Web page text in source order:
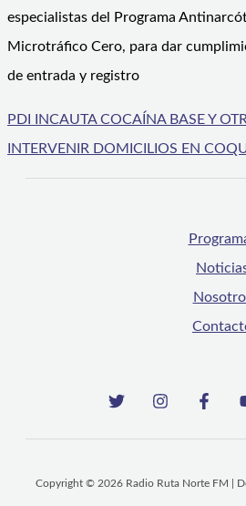
especialistas del Programa
Microtráfico Cero, para dar
de entrada y registro
PDI INCAUTA COCAÍNA BASE Y
INTERVENIR DOMICILIOS EN
Copyright © 2026 Radio Ruta Norte FM |